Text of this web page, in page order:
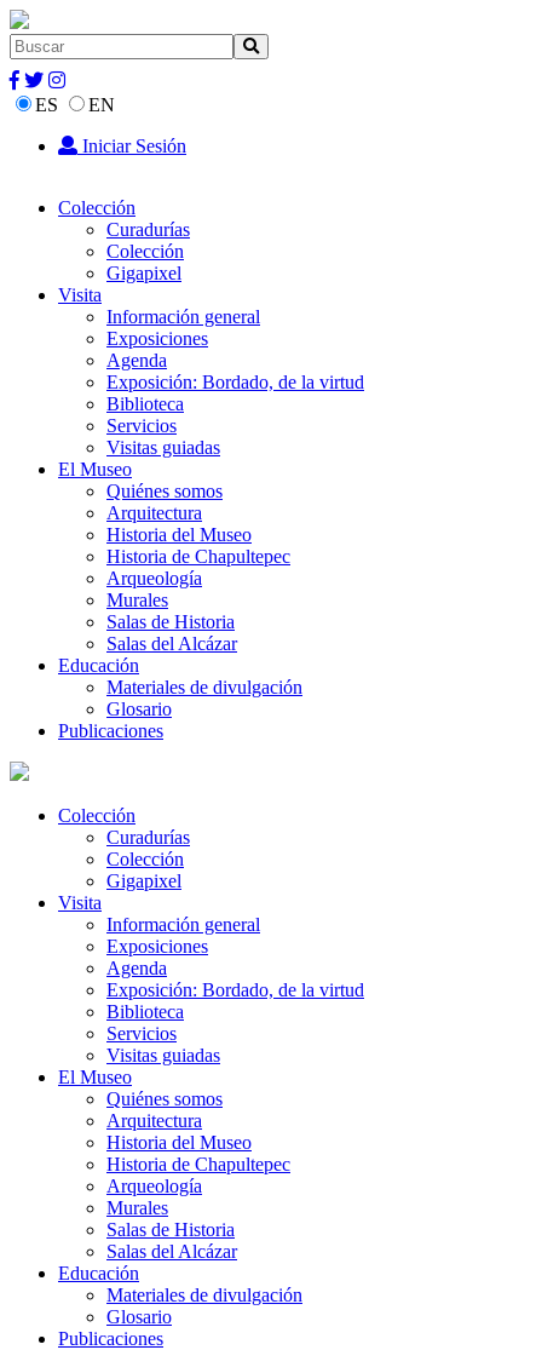
ES
EN
Iniciar Sesión
Colección
Curadurías
Colección
Gigapixel
Visita
Información general
Exposiciones
Agenda
Exposición: Bordado, de la virtud
Biblioteca
Servicios
Visitas guiadas
El Museo
Quiénes somos
Arquitectura
Historia del Museo
Historia de Chapultepec
Arqueología
Murales
Salas de Historia
Salas del Alcázar
Educación
Materiales de divulgación
Glosario
Publicaciones
Colección
Curadurías
Colección
Gigapixel
Visita
Información general
Exposiciones
Agenda
Exposición: Bordado, de la virtud
Biblioteca
Servicios
Visitas guiadas
El Museo
Quiénes somos
Arquitectura
Historia del Museo
Historia de Chapultepec
Arqueología
Murales
Salas de Historia
Salas del Alcázar
Educación
Materiales de divulgación
Glosario
Publicaciones